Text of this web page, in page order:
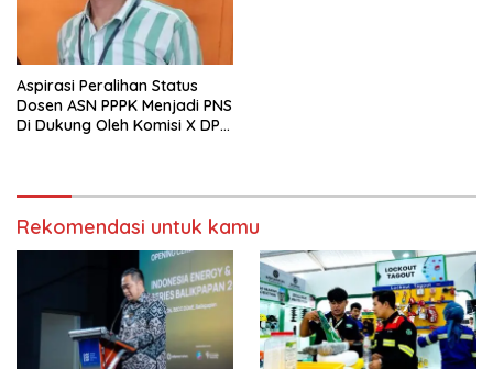
Aspirasi Peralihan Status
Dosen ASN PPPK Menjadi PNS
Di Dukung Oleh Komisi X DPR
Rekomendasi untuk kamu